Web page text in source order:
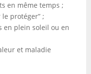
en même temps ;
protéger” ;
en plein soleil ou en
et maladie